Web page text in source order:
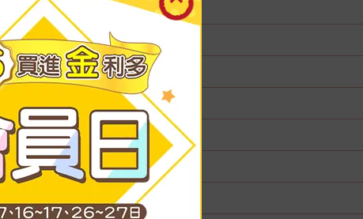
無庫存
無庫存
無庫存
無庫存